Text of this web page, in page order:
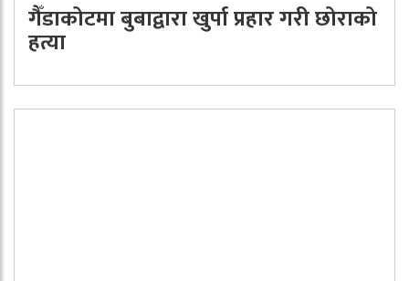
गैँडाकोटमा बुबाद्वारा खुर्पा प्रहार गरी छोराको
हत्या